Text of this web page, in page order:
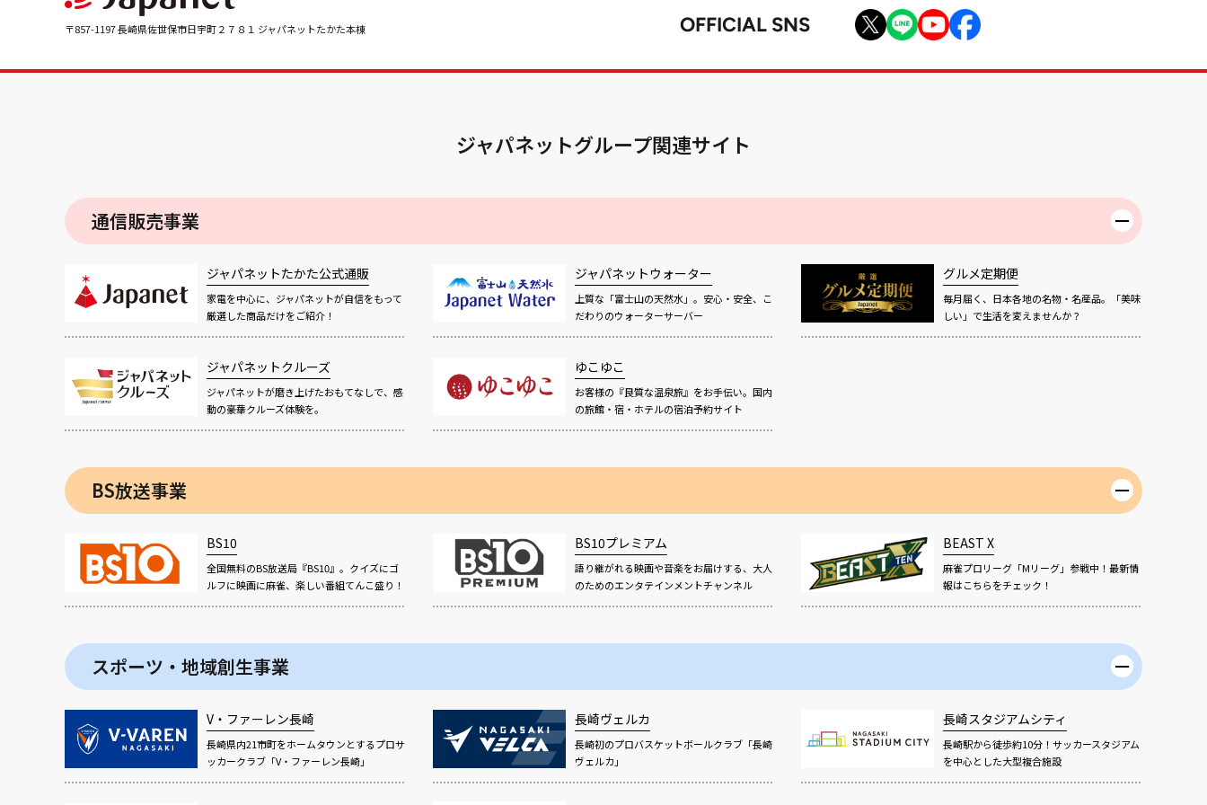
〒857-1197 長崎県佐世保市日宇町２７８１ ジャパネットたかた本棟 OFFICIAL SNS
ジャパネットグループ関連サイト
通信販売事業
ジャパネットたかた公式通販
家電を中心に、ジャパネットが自信をもって
厳選した商品だけをご紹介！
ジャパネットウォーター
上質な「富士山の天然水」。安心・安全、こ
だわりのウォーターサーバー
グルメ定期便
毎月届く、日本各地の名物・名産品。「美味
しい」で生活を変えませんか？
ジャパネットクルーズ
ジャパネットが磨き上げたおもてなしで、感
動の豪華クルーズ体験を。
ゆこゆこ
お客様の『良質な温泉旅』をお手伝い。国内
の旅館・宿・ホテルの宿泊予約サイト
BS放送事業
BS10
全国無料のBS放送局『BS10』。クイズにゴ
ルフに映画に麻雀、楽しい番組てんこ盛り！
BS10プレミアム
語り継がれる映画や音楽をお届けする、大人
のためのエンタテインメントチャンネル
BEAST X
麻雀プロリーグ「Mリーグ」参戦中！最新情
報はこちらをチェック！
スポーツ・地域創生事業
V・ファーレン長崎
長崎県内21市町をホームタウンとするプロサ
ッカークラブ「V・ファーレン長崎」
長崎ヴェルカ
長崎初のプロバスケットボールクラブ「長崎
ヴェルカ」
長崎スタジアムシティ
長崎駅から徒歩約10分！サッカースタジアム
を中心とした大型複合施設